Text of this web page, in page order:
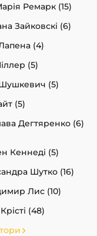
Ремарк (15)
Зайковскі (6)
(4)
(5)
(5)
(5)
Дегтяренко (6)
Кеннеді (5)
Шутко (16)
Лис (10)
(48)